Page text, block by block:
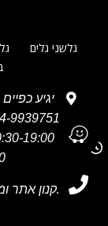
גלשני גלים
יגיע כפיים 5, חיפה, בניין מספר 2, waze: גלשני מג'יק
9939751
תקנון אתר